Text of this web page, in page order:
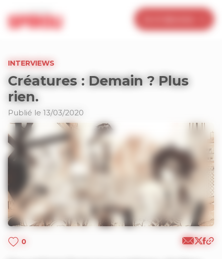
INTERVIEWS
Créatures : Demain ? Plus
rien.
Publié le 13/03/2020
0